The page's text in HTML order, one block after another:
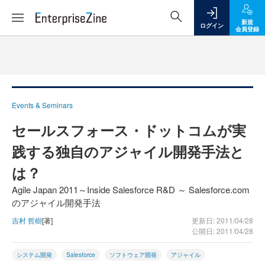
ログイン
新規
会員登録
Events & Seminars
セールスフォース・ドットコムが実
践する独自のアジャイル開発手法と
は？
Agile Japan 2011～Inside Salesforce R&D ～ Salesforce.com
のアジャイル開発手法
吉村 哲樹[著]
更新日: 2011/04/28
公開日: 2011/04/28
システム開発 Salesforce ソフトウェア開発 アジャイル